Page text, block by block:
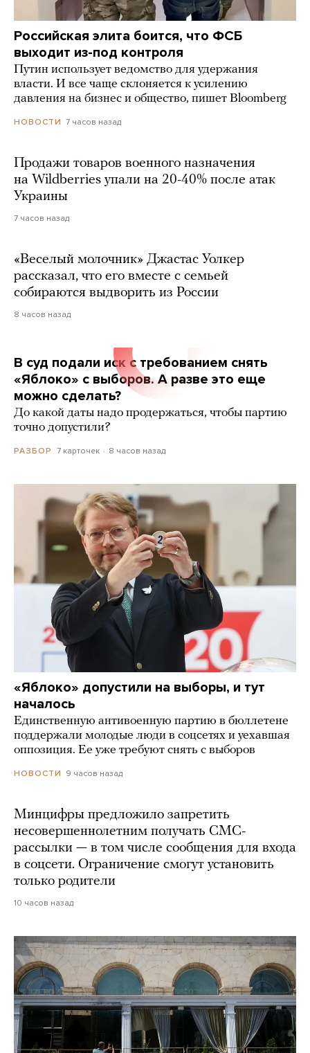
Российская элита боится, что ФСБ
выходит из-под контроля
Путин использует ведомство для удержания
власти. И все чаще склоняется к усилению
давления на бизнес и общество, пишет Bloomberg
НОВОСТИ 7 часов назад
Продажи товаров военного назначения
на Wildberries упали на 20-40% после атак
Украины
7 часов назад
«Веселый молочник» Джастас Уолкер
рассказал, что его вместе с семьей
собираются выдворить из России
8 часов назад
В суд подали иск с требованием снять
«Яблоко» с выборов. А разве это еще
можно сделать?
До какой даты надо продержаться, чтобы партию
точно допустили?
РАЗБОР 7 карточек 8 часов назад
«Яблоко» допустили на выборы, и тут
началось
Единственную антивоенную партию в бюллетене
поддержали молодые люди в соцсетях и уехавшая
оппозиция. Ее уже требуют снять с выборов
НОВОСТИ 9 часов назад
Минцифры предложило запретить
несовершеннолетним получать СМС-
рассылки — в том числе сообщения для входа
в соцсети. Ограничение смогут установить
только родители
10 часов назад